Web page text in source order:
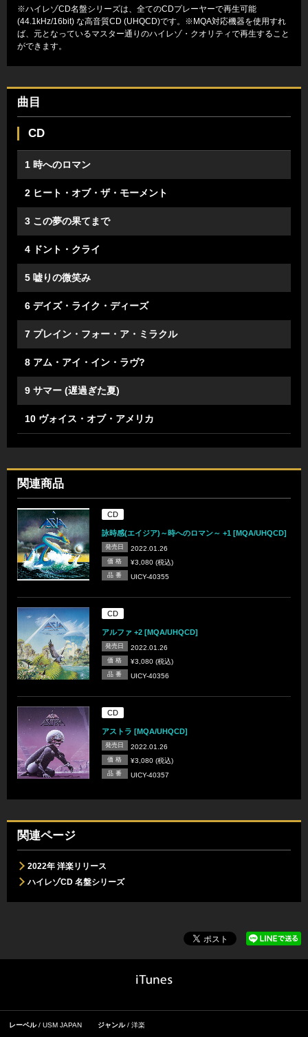
※ハイレゾCD名盤シリーズは、全てのCDプレーヤーで再生可能
(44.1kHz/16bit) な高音質CD (UHQCD)です。※MQA対応機器を使用すれ
ば、元となっているマスター通りのハイレゾ・クオリティで再生すること
ができます。
曲目
CD
1 時へのロマン
2 ヒート・オブ・ザ・モーメント
3 この夢の果てまで
4 ドント・クライ
5 嘘りの微笑み
6 デイズ・ライク・ディーズ
7 プレイン・フォー・ア・ミラクル
8 アム・アイ・イン・ラヴ?
9 サマー (遅過ぎた夏)
10 ヴォイス・オブ・アメリカ
関連商品
CD
詠時感(エイジア)～時へのロマン～ +1 [MQA/UHQCD]
発売日 2022.01.26
価 格 ¥3,080 (税込)
品 番 UICY-40355
CD
アルファ +2 [MQA/UHQCD]
発売日 2022.01.26
価 格 ¥3,080 (税込)
品 番 UICY-40356
CD
アストラ [MQA/UHQCD]
発売日 2022.01.26
価 格 ¥3,080 (税込)
品 番 UICY-40357
関連ページ
2022年 洋楽リリース
ハイレゾCD 名盤シリーズ
レーベル USM JAPAN ジャンル 洋楽